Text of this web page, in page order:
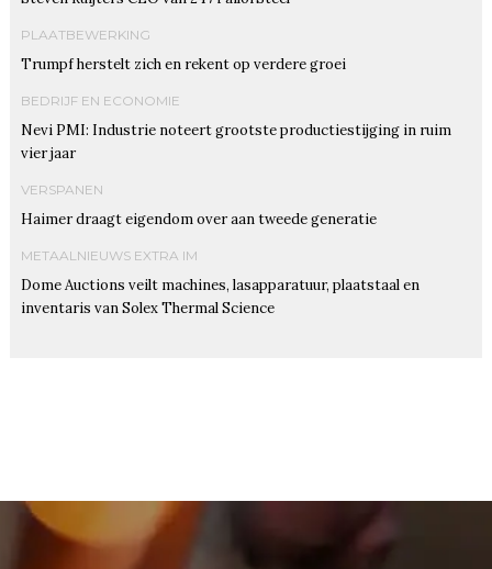
PLAATBEWERKING
Trumpf herstelt zich en rekent op verdere groei
BEDRIJF EN ECONOMIE
Nevi PMI: Industrie noteert grootste productiestijging in ruim
vier jaar
VERSPANEN
Haimer draagt eigendom over aan tweede generatie
METAALNIEUWS EXTRA IM
Dome Auctions veilt machines, lasapparatuur, plaatstaal en
inventaris van Solex Thermal Science